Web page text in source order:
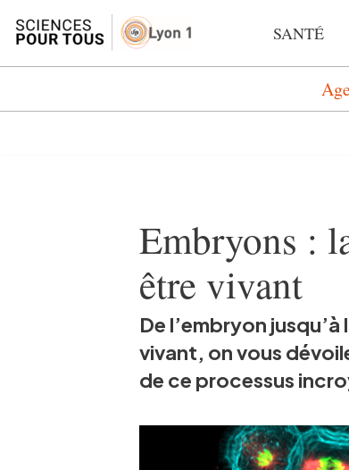
Aller
SANTÉ
Embryons :
être vivant
De l’embryon
vivant, on vous
de ce processus